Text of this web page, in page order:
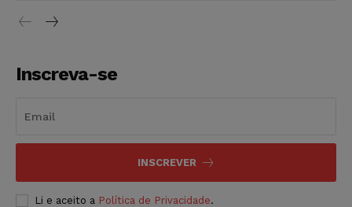
Inscreva-se
INSCREVER
Li e aceito a Política de Privacidade.